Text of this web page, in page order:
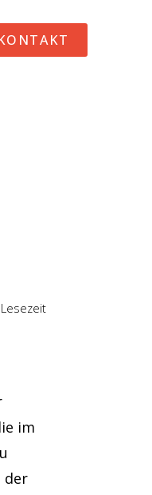
im
der